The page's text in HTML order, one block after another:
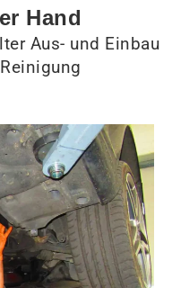
Hand
Aus- und Einbau